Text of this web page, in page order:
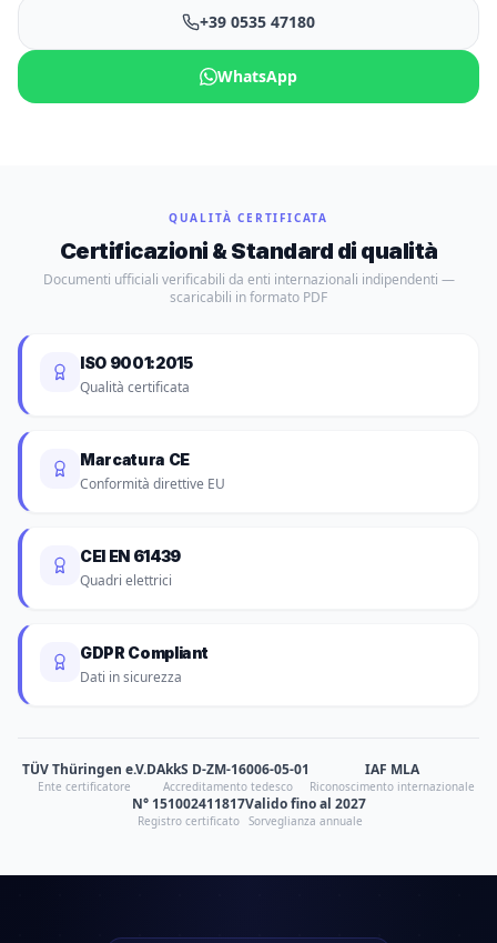
+39 0535 47180
WhatsApp
QUALITÀ CERTIFICATA
Certificazioni & Standard di qualità
Documenti ufficiali verificabili da enti internazionali indipendenti —
scaricabili in formato PDF
ISO 9001:2015
Qualità certificata
Marcatura CE
Conformità direttive EU
CEI EN 61439
Quadri elettrici
GDPR Compliant
Dati in sicurezza
TÜV Thüringen e.V.
Ente certificatore
DAkkS D-ZM-16006-05-01
Accreditamento tedesco
IAF MLA
Riconoscimento internazionale
N° 151002411817
Registro certificato
Valido fino al 2027
Sorveglianza annuale